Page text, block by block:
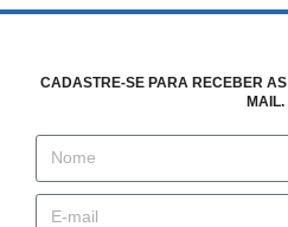
CADASTRE-SE PARA RECEBER
MAIL.